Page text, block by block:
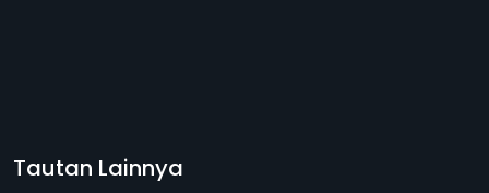
Tautan Lainnya